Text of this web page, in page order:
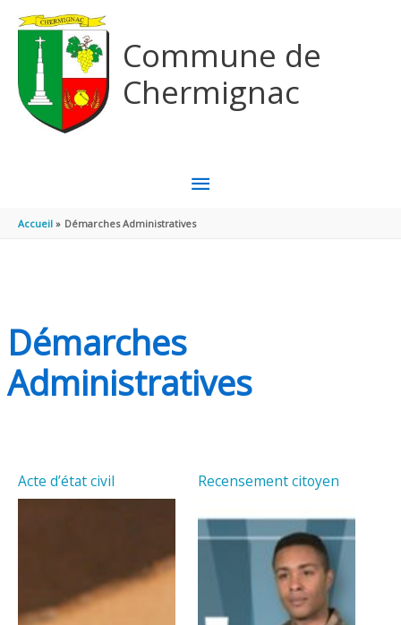
Commune de
Chermignac
MENU
PRINCIPAL
Accueil Démarches Administratives
Démarches
Administratives
Acte d’état civil Recensement citoyen